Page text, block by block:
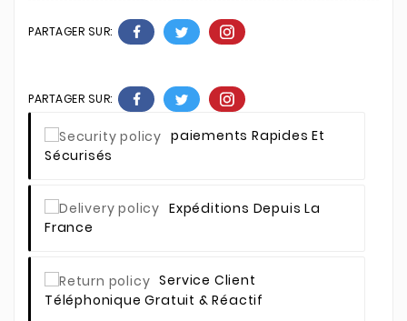
PARTAGER SUR:
PARTAGER SUR:
Paiements Rapides Et
Sécurisés
Expéditions Depuis La
France
Service Client
Téléphonique Gratuit & Réactif